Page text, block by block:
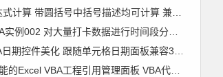
Excel表达式计算 带圆括号中括号描述均可计算 兼容64位Excel 支持超过255字符【VIP视频教程】VBA精彩实例006
Excel VBA实例002 对大量打卡数据进行时间段分组 考勤时间段划分【VIP视频教程】
ExcelVBA日期控件美化 跟随单元格日期面板兼容32位+64位及WPS 窗体 日历控件 窗体跟随单元格代码 图文
带搜索功能的Excel VBA工程引用管理面板 VBA代码助手专业版最新功能